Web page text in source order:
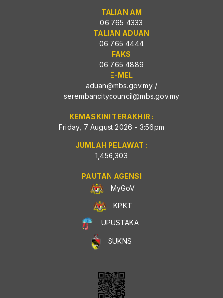
TALIAN AM
06 765 4333
TALIAN ADUAN
06 765 4444
FAKS
06 765 4889
E-MEL
aduan@mbs.gov.my/
serembancitycouncil@mbs.gov.my
KEMASKINI TERAKHIR :
Friday, 7 August 2026 - 3:56pm
JUMLAH PELAWAT :
1,456,303
PAUTAN AGENSI
MyGoV
KPKT
UPUSTAKA
SUKNS